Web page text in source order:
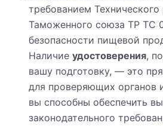
требованием Технического
Таможенного союза ТР ТС
безопасности пищевой
Наличие удостоверения,
вашу подготовку, — это
для проверяющих органов
вы способны обеспечить
законодательного